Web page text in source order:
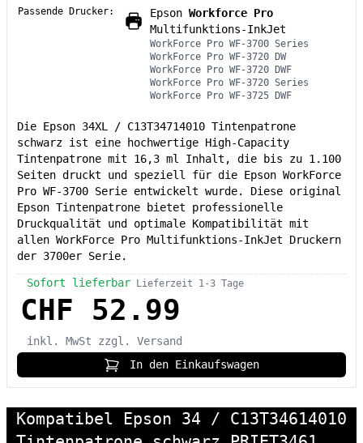
Passende Drucker: Epson Workforce Pro
Multifunktions-InkJet
WorkForce Pro WF-3700 Series
WorkForce Pro WF-3720 DW
WorkForce Pro WF-3720 DWF
WorkForce Pro WF-3720 Series
WorkForce Pro WF-3725 DWF
Die Epson 34XL / C13T34714010 Tintenpatrone
schwarz ist eine hochwertige High-Capacity
Tintenpatrone mit 16,3 ml Inhalt, die bis zu 1.100
Seiten druckt und speziell für die Epson WorkForce
Pro WF-3700 Serie entwickelt wurde. Diese original
Epson Tintenpatrone bietet professionelle
Druckqualität und optimale Kompatibilität mit
allen WorkForce Pro Multifunktions-InkJet Druckern
der 3700er Serie.
Sofort lieferbar Lieferzeit 1-3 Tage
CHF 52.99
inkl. MwSt
zzgl. Versand
In den Einkaufswagen
Kompatibel Epson 34 / C13T34614010